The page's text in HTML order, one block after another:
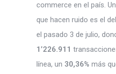
commerce en el país.
que hacen ruido es el
el pasado 3 de julio,
1’226.911
línea, un 30,36% más